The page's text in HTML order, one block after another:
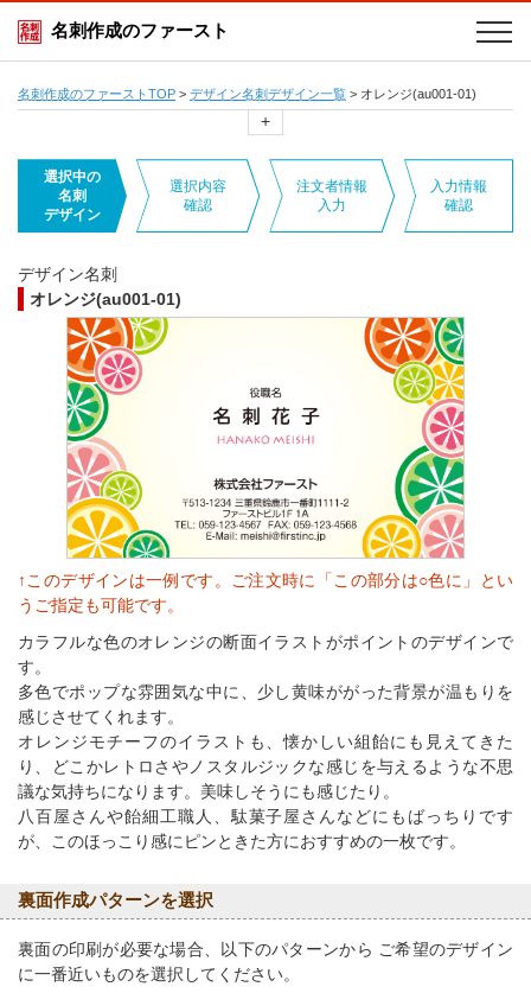
名刺作成のファースト
名刺作成のファーストTOP > デザイン名刺デザイン一覧 > オレンジ(au001-01)
+
選択中の
名刺
デザイン
選択内容
確認
注文者情報
入力
入力情報
確認
デザイン名刺
オレンジ(au001-01)
↑このデザインは一例です。ご注文時に「この部分は○色に」とい
うご指定も可能です。
カラフルな色のオレンジの断面イラストがポイントのデザインで
す。
多色でポップな雰囲気な中に、少し黄味ががった背景が温もりを
感じさせてくれます。
オレンジモチーフのイラストも、懐かしい組飴にも見えてきた
り、どこかレトロさやノスタルジックな感じを与えるような不思
議な気持ちになります。美味しそうにも感じたり。
八百屋さんや飴細工職人、駄菓子屋さんなどにもばっちりです
が、このほっこり感にピンときた方におすすめの一枚です。
裏面作成パターンを選択
裏面の印刷が必要な場合、以下のパターンから ご希望のデザイン
に一番近いものを選択してください。